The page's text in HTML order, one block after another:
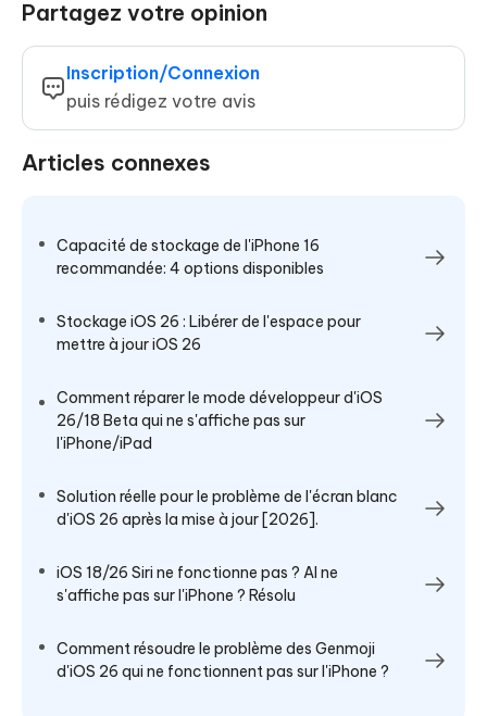
Partagez votre opinion
Inscription/Connexion
puis rédigez votre avis
Articles connexes
Capacité de stockage de l'iPhone 16
recommandée: 4 options disponibles
Stockage iOS 26 : Libérer de l'espace pour
mettre à jour iOS 26
Comment réparer le mode développeur d'iOS
26/18 Beta qui ne s'affiche pas sur
l'iPhone/iPad
Solution réelle pour le problème de l'écran blanc
d'iOS 26 après la mise à jour [2026].
iOS 18/26 Siri ne fonctionne pas ? AI ne
s'affiche pas sur l'iPhone ? Résolu
Comment résoudre le problème des Genmoji
d'iOS 26 qui ne fonctionnent pas sur l'iPhone ?